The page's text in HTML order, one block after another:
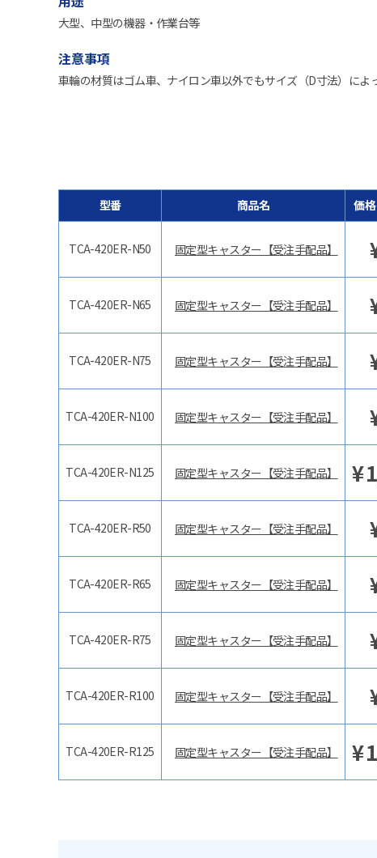
大型、中型の機器・作業台等
注意事項
車輪の材質はゴム車、ナイロン車以外でもサイズ（D寸法）によ
型番 商品名 価格
TCA-420ER-N50 固定型キャスター【受注手配品】
TCA-420ER-N65 固定型キャスター【受注手配品】
TCA-420ER-N75 固定型キャスター【受注手配品】
TCA-420ER-N100 固定型キャスター【受注手配品】
TCA-420ER-N125 固定型キャスター【受注手配品】 ¥
TCA-420ER-R50 固定型キャスター【受注手配品】
TCA-420ER-R65 固定型キャスター【受注手配品】
TCA-420ER-R75 固定型キャスター【受注手配品】
TCA-420ER-R100 固定型キャスター【受注手配品】
TCA-420ER-R125 固定型キャスター【受注手配品】 ¥